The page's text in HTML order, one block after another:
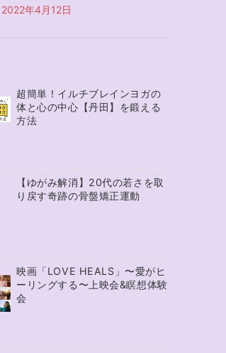
2022年4月12日
超簡単！イルチブレインヨガの
体と心の中心【丹田】を鍛える
方法
【ゆがみ解消】20代の若さを取
り戻す奇跡の骨盤矯正運動
映画「LOVE HEALS」〜愛がヒ
ーリングする〜上映会&瞑想体験
会